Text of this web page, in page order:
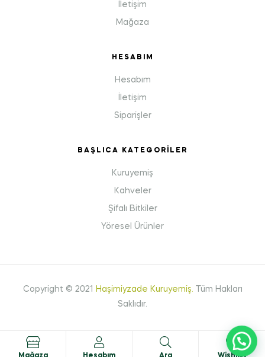
İletişim
Mağaza
HESABIM
Hesabım
İletişim
Siparişler
BAŞLICA KATEGORILER
Kuruyemiş
Kahveler
Şifalı Bitkiler
Yöresel Ürünler
Copyright © 2021 Haşimiyzade Kuruyemiş. Tüm Hakları
Saklıdır.
0